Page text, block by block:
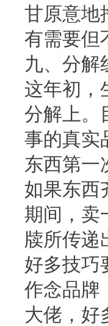
甘原意地
有需要但
九、分解
这年初，
分解上。
事的真实
东西第一
如果东西
期间，卖
牍所传递
好多技巧
作念品牌
大佬，好